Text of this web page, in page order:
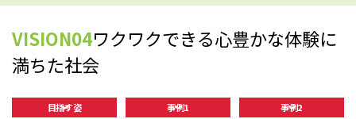
VISION04ワクワクできる心豊かな体験に
満ちた社会
目指す姿 事例1 事例2